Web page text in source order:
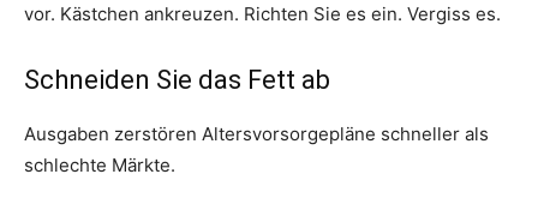
vor. Kästchen ankreuzen. Richten Sie es ein. Vergiss es.
Schneiden Sie das Fett ab
Ausgaben zerstören Altersvorsorgepläne schneller als
schlechte Märkte.